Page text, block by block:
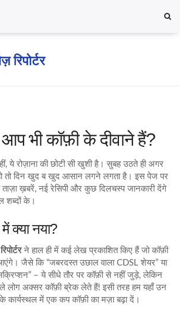
भी कॉफ़ी के दीवाने हैं?
ये रोज़ाना की छोटी सी खुशी है। सुबह उठते ही अगर
तो दिन खुद ब खुद आसान लगने लगता है। इस पेज पर
ख़बरें, नई रेसिपी और कुछ दिलचस्प जानकारी देंगे
शब्दों के।
क्या नया?
ने हाल ही में कई लेख प्रकाशित किए हैं जो कॉफ़ी
जैसे कि “जबरदस्त उछाल वाला CDSL शेयर” या
– ये सीधे तौर पर कॉफ़ी से नहीं जुड़े, लेकिन
लोग अक्सर कॉफ़ी ब्रेक लेते हैं! इसी तरह हम यहाँ उन
कार्यस्थल में एक कप कॉफ़ी का मज़ा बढ़ा दें।